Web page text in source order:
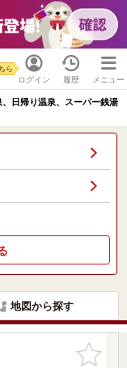
ログイン
ら
履歴 メニュー
日帰り温泉、スーパー銭湯
地図から探す
お気に入
りに追加